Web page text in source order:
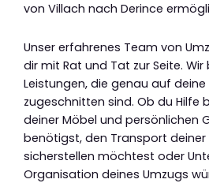
von Villach nach Derince
Unser erfahrenes Team von
dir mit Rat und Tat zur Seite.
Leistungen, die genau auf deine
zugeschnitten sind. Ob du Hilfe
deiner Möbel und persönlichen
benötigst, den Transport deiner
sicherstellen möchtest oder
Organisation deines Umzugs